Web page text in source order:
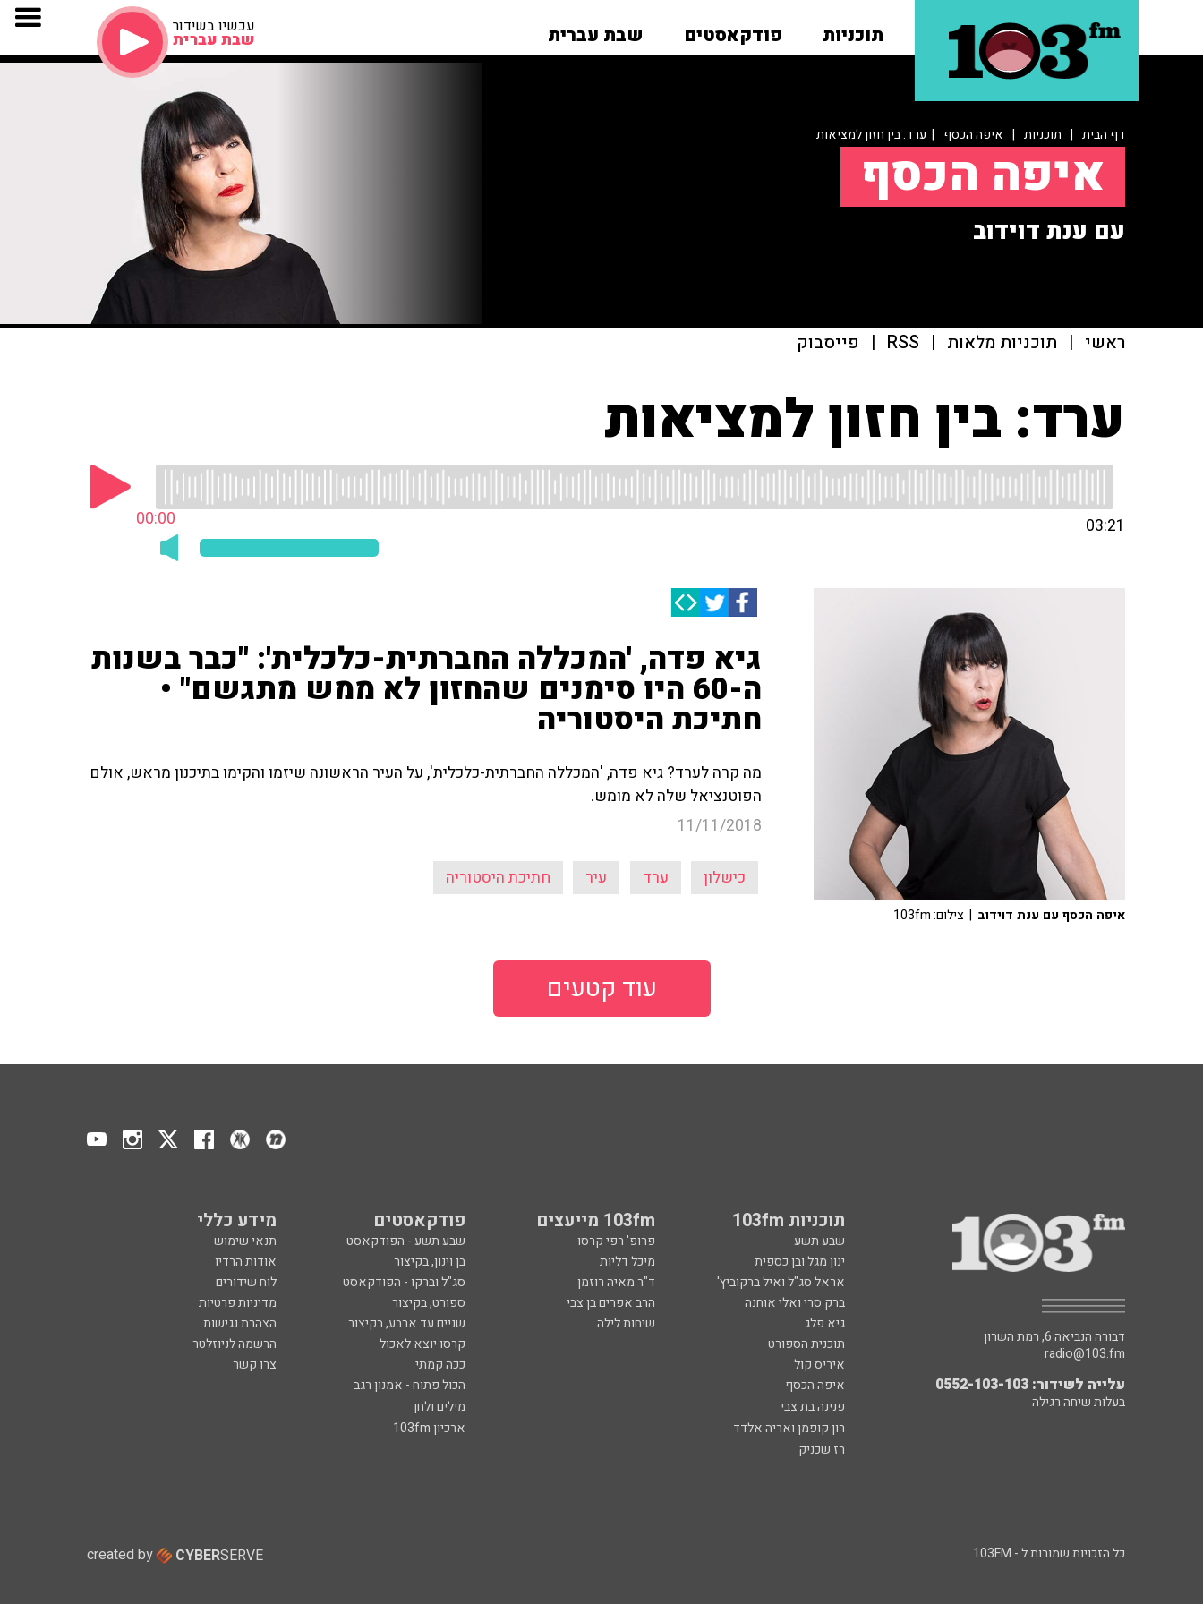
תוכניות פודקאסטים שבת עברית עכשיו בשידור
שבת עברית
דף הבית | תוכניות | איפה הכסף | ערד: בין חזון למציאות
איפה הכסף
עם ענת דוידוב
ראשי | תוכניות מלאות |
RSS
| פייסבוק
ערד: בין חזון למציאות
00:00 03:21
גיא פדה, 'המכללה החברתית-כלכלית': "כבר בשנות
ה-60 היו סימנים שהחזון לא ממש מתגשם" •
חתיכת היסטוריה
מה קרה לערד? גיא פדה, 'המכללה החברתית-כלכלית', על העיר הראשונה שיזמו והקימו בתיכנון מראש, אולם
הפוטנציאל שלה לא מומש.
11/11/2018
כישלון ערד עיר חתיכת היסטוריה
איפה הכסף עם ענת דוידוב | צילום: 103fm
עוד קטעים
תוכניות 103fm 103fm מייעצים פודקאסטים מידע כללי
שבע תשע פרופ' רפי קרסו שבע תשע - הפודקאסט
תנאי שימוש
ינון מגל ובן כספית
מיכל דליות בן וינון, בקיצור
אודות הרדיו
אראל סג"ל ואיל ברקוביץ'
ד"ר מאיה רוזמן סג"ל וברקו - הפודקאסט
לוח שידורים
ברק סרי ואלי אוחנה
הרב אפרים בן צבי ספורט, בקיצור
מדיניות פרטיות
גיא פלג
שיחות לילה שניים עד ארבע, בקיצור
הצהרת נגישות
תוכנית הספורט
קרסו יוצא לאכול
הרשמה לניוזלטר
איריס קול
ככה קמתי
צרו קשר
איפה הכסף
הכול פתוח - אמנון רגב
פנינה בת צבי
מילים ולחן
רון קופמן ואריה אלדד
ארכיון 103fm
רז שכניק
דבורה הנביאה 6, רמת השרון
radio@103.fm
עלייה לשידור: 0552-103-103
בעלות שיחה רגילה
כל הזכויות שמורות ל - 103FM created by CYBERSERVE